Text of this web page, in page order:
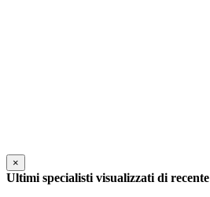
×
Ultimi specialisti visualizzati di recente